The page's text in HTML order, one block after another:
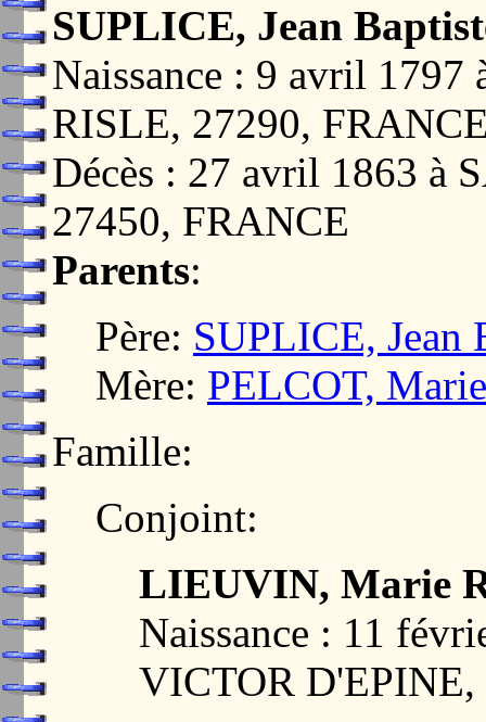
SUPLICE, Jean
Naissance : 9 avril
RISLE, 27290,
Décès : 27 avril 1863 à
27450, FRANCE
Parents:
Père: SUPLICE, Jean
Mère: PELCOT,
Famille:
Conjoint:
LIEUVIN, Marie
Naissance : 11
VICTOR